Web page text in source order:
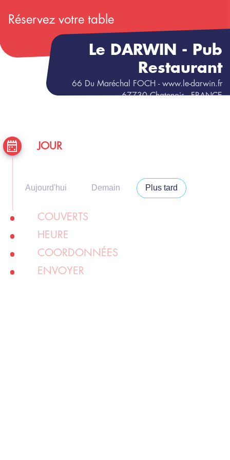
Réservez votre table
Le DARWIN - Pub
Restaurant
66 Du Maréchal FOCH - www.le-darwin.fr
67730 Chatenois- FRANCE
JOUR
Aujourd'hui Demain Plus tard
COUVERTS
HEURE
COORDONNÉES
ENVOYER